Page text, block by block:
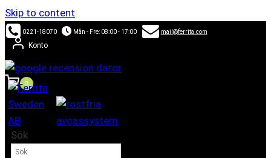
Skip to content
0221-18070 Mån - Fre: 08:00 - 17:00 mail@ferrita.com
Konto
0
Sök